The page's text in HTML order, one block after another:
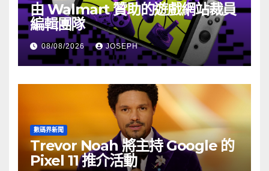
由 Walmart 贊助的遊戲網站裁員
編輯團隊
08/08/2026 JOSEPH
數碼界新聞
Trevor Noah 將主持 Google 的
Pixel 11 推介活動